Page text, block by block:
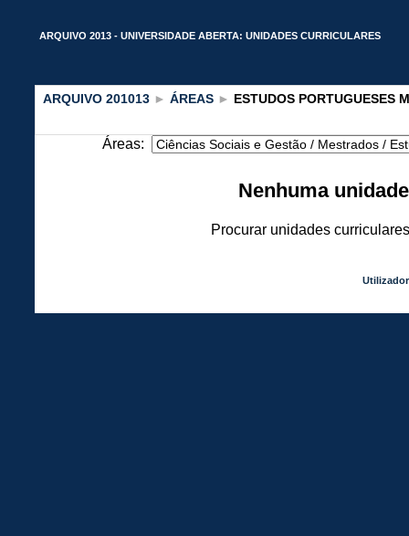
ARQUIVO 2013 - UNIVERSIDADE ABERTA: UNIDADES CURRICULARES
ARQUIVO 201013 ► ÁREAS ► ESTUDOS PORTUGUESES
Áreas:
Nenhuma
Procurar unidades